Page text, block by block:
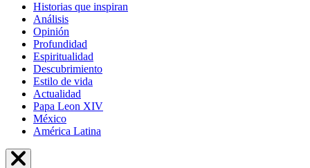
Historias que inspiran
Análisis
Opinión
Profundidad
Espiritualidad
Descubrimiento
Estilo de vida
Actualidad
Papa Leon XIV
México
América Latina